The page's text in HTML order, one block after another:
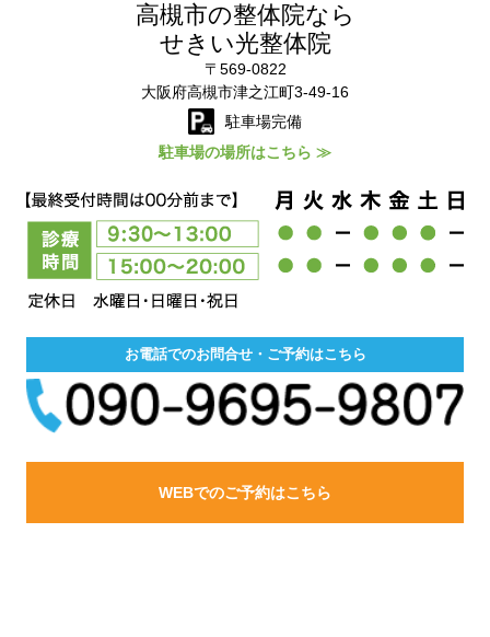
高槻市の整体院なら
せきい光整体院
〒569-0822
大阪府高槻市津之江町3-49-16
駐車場完備
駐車場の場所はこちら ≫
お電話でのお問合せ・ご予約はこちら
WEBでのご予約はこちら